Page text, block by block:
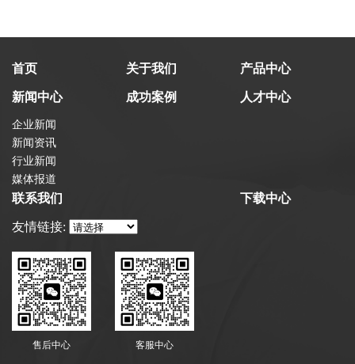
首页 关于我们 产品中心
新闻中心
企业新闻
新闻资讯
行业新闻
媒体报道
成功案例 人才中心
联系我们 下载中心
友情链接:
售后中心 客服中心